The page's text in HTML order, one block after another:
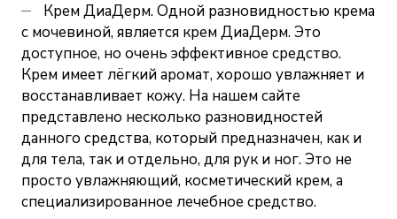
Крем ДиаДерм. Одной разновидностью крема
с мочевиной, является крем ДиаДерм. Это
доступное, но очень эффективное средство.
Крем имеет лёгкий аромат, хорошо увлажняет и
восстанавливает кожу. На нашем сайте
представлено несколько разновидностей
данного средства, который предназначен, как и
для тела, так и отдельно, для рук и ног. Это не
просто увлажняющий, косметический крем, а
специализированное лечебное средство.